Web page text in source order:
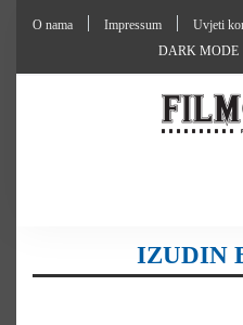
O nama Impressum Uvjeti
DARK MODE
IZUDIN